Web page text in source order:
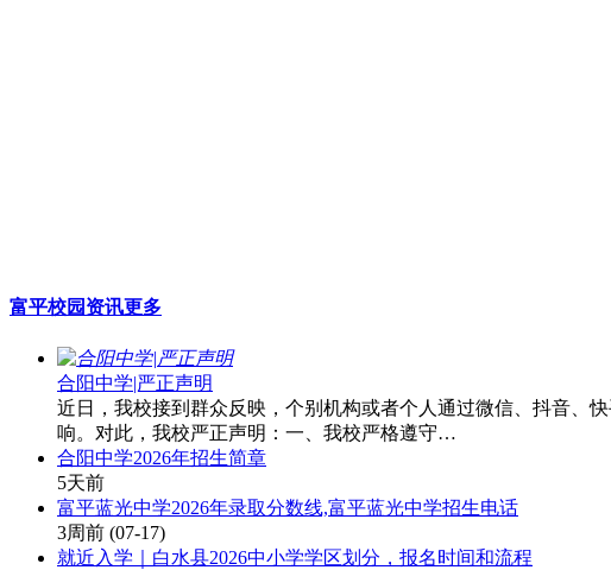
富平校园资讯更多
合阳中学|严正声明
近日，我校接到群众反映，个别机构或者个人通过微信、抖音、
响。对此，我校严正声明：一、我校严格遵守…
合阳中学2026年招生简章
5天前
富平蓝光中学2026年录取分数线,富平蓝光中学招生电话
3周前 (07-17)
就近入学｜白水县2026中小学学区划分，报名时间和流程